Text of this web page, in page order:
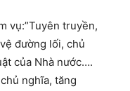
vụ:”Tuyên truyền,
đường lối, chủ
của Nhà nước….
nghĩa, tăng